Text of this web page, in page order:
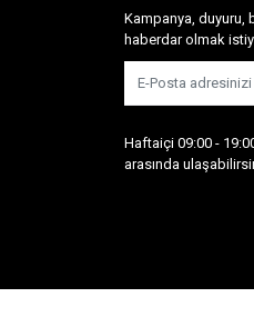
Kampanya, duyuru,
haberdar olmak
Haftaiçi 09:00 -
arasında